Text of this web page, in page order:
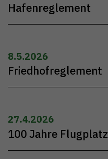
Hafenreglement
8.5.2026
Friedhofreglement
27.4.2026
100 Jahre Flugplatz